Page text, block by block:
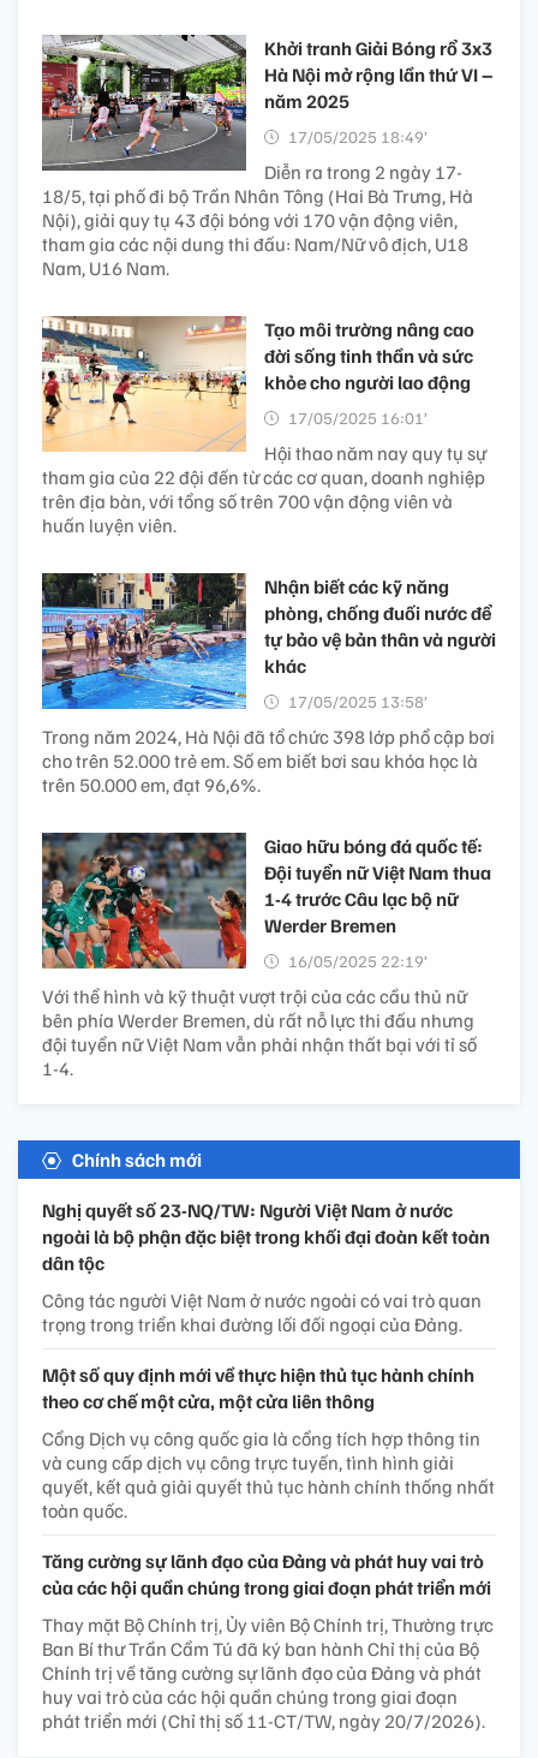
Khởi tranh Giải Bóng rổ 3x3
Hà Nội mở rộng lần thứ VI –
năm 2025
17/05/2025 18:49’
Diễn ra trong 2 ngày 17-
18/5, tại phố đi bộ Trần Nhân Tông (Hai Bà Trưng, Hà
Nội), giải quy tụ 43 đội bóng với 170 vận động viên,
tham gia các nội dung thi đấu: Nam/Nữ vô địch, U18
Nam, U16 Nam.
Tạo môi trường nâng cao
đời sống tinh thần và sức
khỏe cho người lao động
17/05/2025 16:01’
Hội thao năm nay quy tụ sự
tham gia của 22 đội đến từ các cơ quan, doanh nghiệp
trên địa bàn, với tổng số trên 700 vận động viên và
huấn luyện viên.
Nhận biết các kỹ năng
phòng, chống đuối nước để
tự bảo vệ bản thân và người
khác
17/05/2025 13:58’
Trong năm 2024, Hà Nội đã tổ chức 398 lớp phổ cập bơi
cho trên 52.000 trẻ em. Số em biết bơi sau khóa học là
trên 50.000 em, đạt 96,6%.
Giao hữu bóng đá quốc tế:
Đội tuyển nữ Việt Nam thua
1-4 trước Câu lạc bộ nữ
Werder Bremen
16/05/2025 22:19’
Với thể hình và kỹ thuật vượt trội của các cầu thủ nữ
bên phía Werder Bremen, dù rất nỗ lực thi đấu nhưng
đội tuyển nữ Việt Nam vẫn phải nhận thất bại với tỉ số
1-4.
Chính sách mới
Nghị quyết số 23-NQ/TW: Người Việt Nam ở nước
ngoài là bộ phận đặc biệt trong khối đại đoàn kết toàn
dân tộc
Công tác người Việt Nam ở nước ngoài có vai trò quan
trọng trong triển khai đường lối đối ngoại của Đảng.
Một số quy định mới về thực hiện thủ tục hành chính
theo cơ chế một cửa, một cửa liên thông
Cổng Dịch vụ công quốc gia là cổng tích hợp thông tin
và cung cấp dịch vụ công trực tuyến, tình hình giải
quyết, kết quả giải quyết thủ tục hành chính thống nhất
toàn quốc.
Tăng cường sự lãnh đạo của Đảng và phát huy vai trò
của các hội quần chúng trong giai đoạn phát triển mới
Thay mặt Bộ Chính trị, Ủy viên Bộ Chính trị, Thường trực
Ban Bí thư Trần Cẩm Tú đã ký ban hành Chỉ thị của Bộ
Chính trị về tăng cường sự lãnh đạo của Đảng và phát
huy vai trò của các hội quần chúng trong giai đoạn
phát triển mới (Chỉ thị số 11-CT/TW, ngày 20/7/2026).